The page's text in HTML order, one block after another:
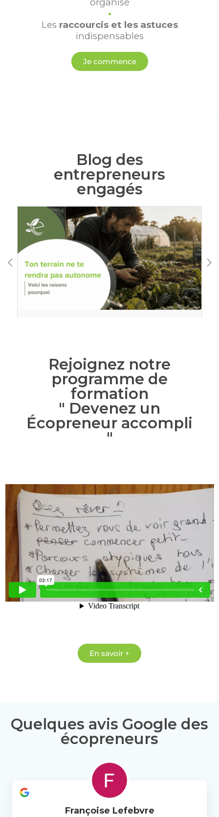
•
Les raccourcis et les astuces
indispensables
Je commence
Blog des
entrepreneurs
engagés
Rejoignez notre
programme de
formation
" Devenez un
Écopreneur accompli
"
En savoir +
Quelques avis Google des
écopreneurs
Françoise Lefebvre